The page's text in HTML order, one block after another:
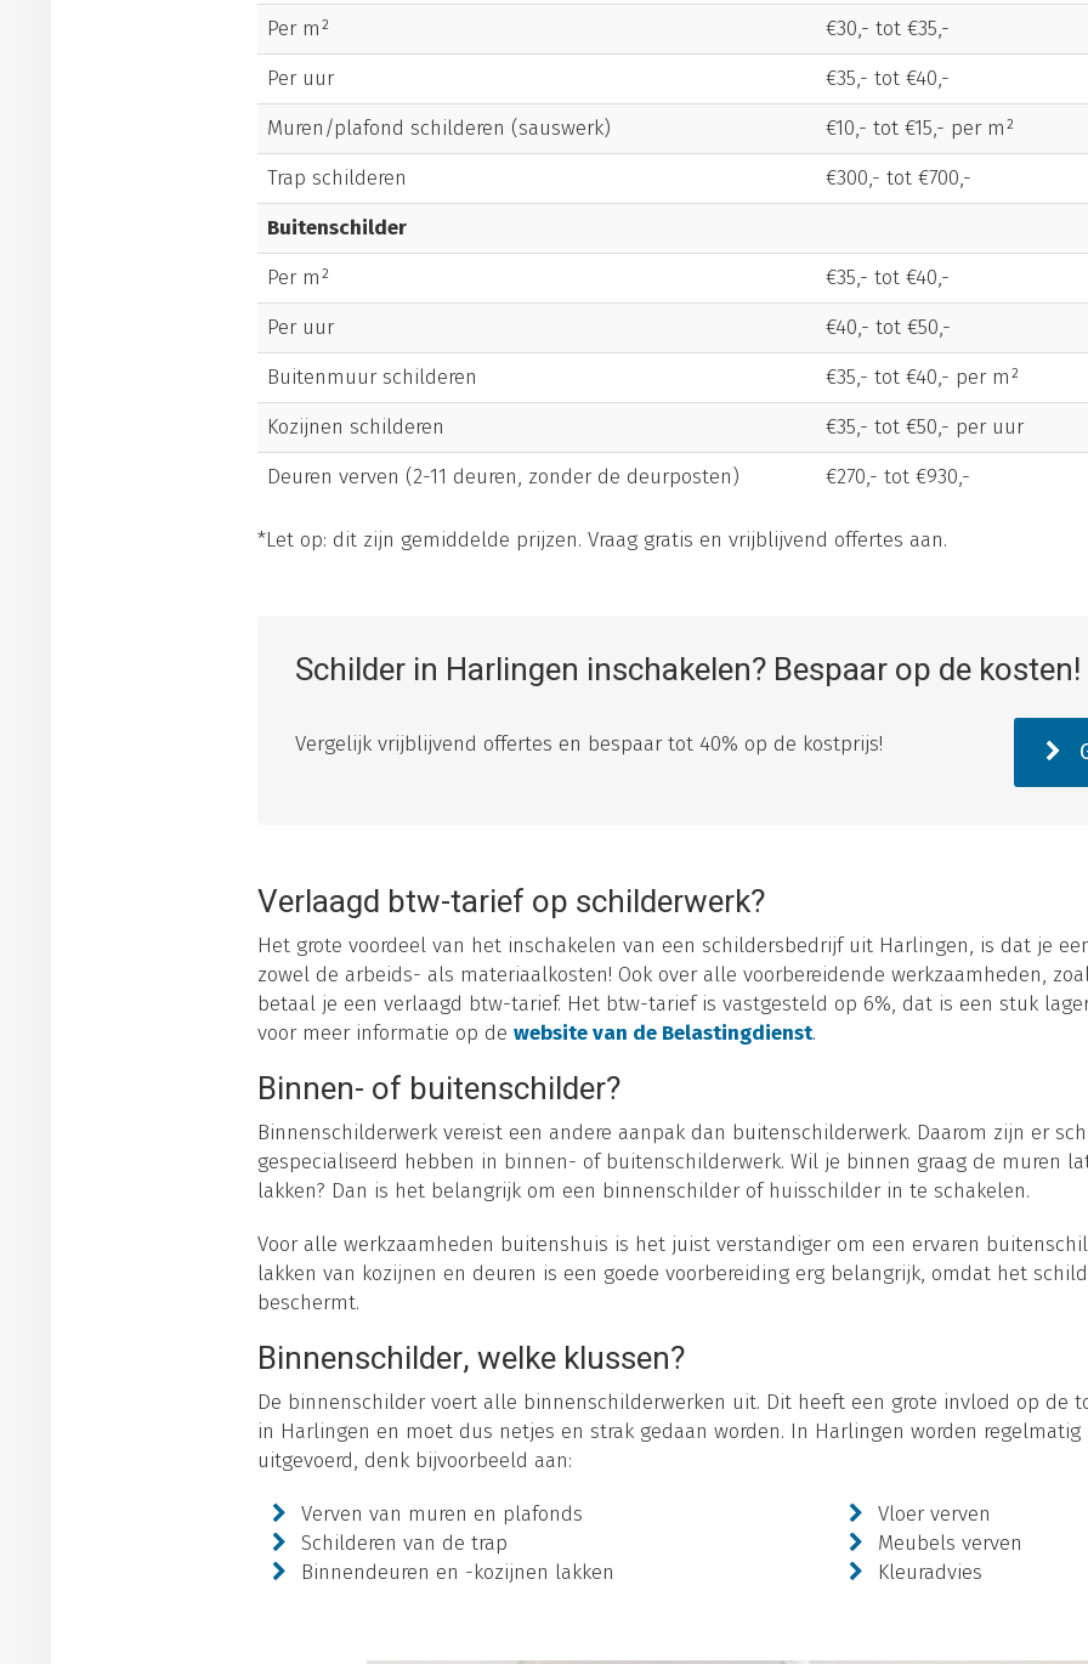
Per m²
€30,- tot €35,-
Per uur
€35,- tot €40,-
Muren/plafond schilderen (sauswerk)
€10,- tot €15,- per m²
Trap schilderen
€300,- tot €700,-
Buitenschilder
Per m²
€35,- tot €40,-
Per uur
€40,- tot €50,-
Buitenmuur schilderen
€35,- tot €40,- per m²
Kozijnen schilderen
€35,- tot €50,- per uur
Deuren verven (2-11 deuren, zonder de deurposten)
€270,- tot €930,-
*Let op: dit zijn gemiddelde prijzen. Vraag gratis en vrijblijvend offertes aan.
Schilder in Harlingen inschakelen? Bespaar op de kosten!
Vergelijk vrijblijvend offertes en bespaar tot 40% op de kostprijs!
Verlaagd btw-tarief op schilderwerk?
Het grote voordeel van het inschakelen van een schildersbedrijf uit Harlingen, is dat je
zowel de arbeids- als materiaalkosten! Ook over alle voorbereidende werkzaamheden,
betaal je een verlaagd btw-tarief. Het btw-tarief is vastgesteld op 6%, dat is een stuk
voor meer informatie op de website van de Belastingdienst.
Binnen- of buitenschilder?
Binnenschilderwerk vereist een andere aanpak dan buitenschilderwerk. Daarom zijn er
gespecialiseerd hebben in binnen- of buitenschilderwerk. Wil je binnen graag de muren
lakken? Dan is het belangrijk om een binnenschilder of huisschilder in te schakelen.
Voor alle werkzaamheden buitenshuis is het juist verstandiger om een ervaren
lakken van kozijnen en deuren is een goede voorbereiding erg belangrijk, omdat het
beschermt.
Binnenschilder, welke klussen?
De binnenschilder voert alle binnenschilderwerken uit. Dit heeft een grote invloed op de
in Harlingen en moet dus netjes en strak gedaan worden. In Harlingen worden
uitgevoerd, denk bijvoorbeeld aan:
Verven van muren en plafonds
Schilderen van de trap
Binnendeuren en -kozijnen lakken
Vloer verven
Meubels verven
Kleuradvies